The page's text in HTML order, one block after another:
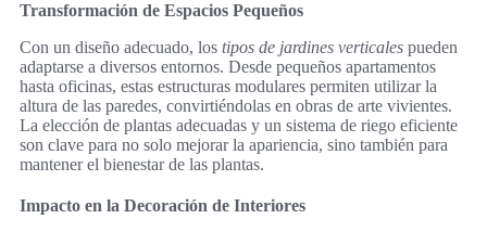
Transformación de Espacios Pequeños
Con un diseño adecuado, los tipos de jardines verticales pueden
adaptarse a diversos entornos. Desde pequeños apartamentos
hasta oficinas, estas estructuras modulares permiten utilizar la
altura de las paredes, convirtiéndolas en obras de arte vivientes.
La elección de plantas adecuadas y un sistema de riego eficiente
son clave para no solo mejorar la apariencia, sino también para
mantener el bienestar de las plantas.
Impacto en la Decoración de Interiores